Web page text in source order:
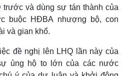
và dùng sự tán thành của
buộc HĐBA nhượng bộ, con
và gian khổ.
đề nghị lên LHQ lần này của
ủng hộ to lớn của các nước